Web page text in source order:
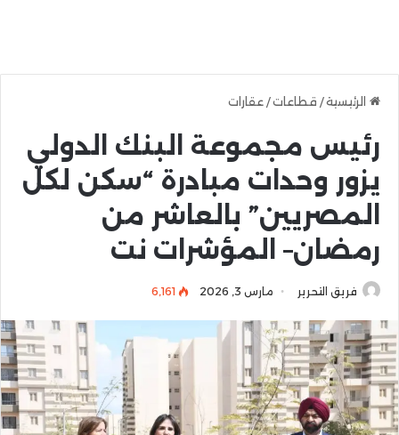
الرئيسية/ قطاعات/ عقارات
رئيس مجموعة البنك الدولي
يزور وحدات مبادرة “سكن لكل
المصريين” بالعاشر من
رمضان– المؤشرات نت
فريق التحرير مارس 3, 2026 6٬161